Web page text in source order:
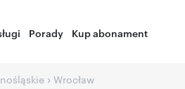
Porady Kup abonament
› Wrocław